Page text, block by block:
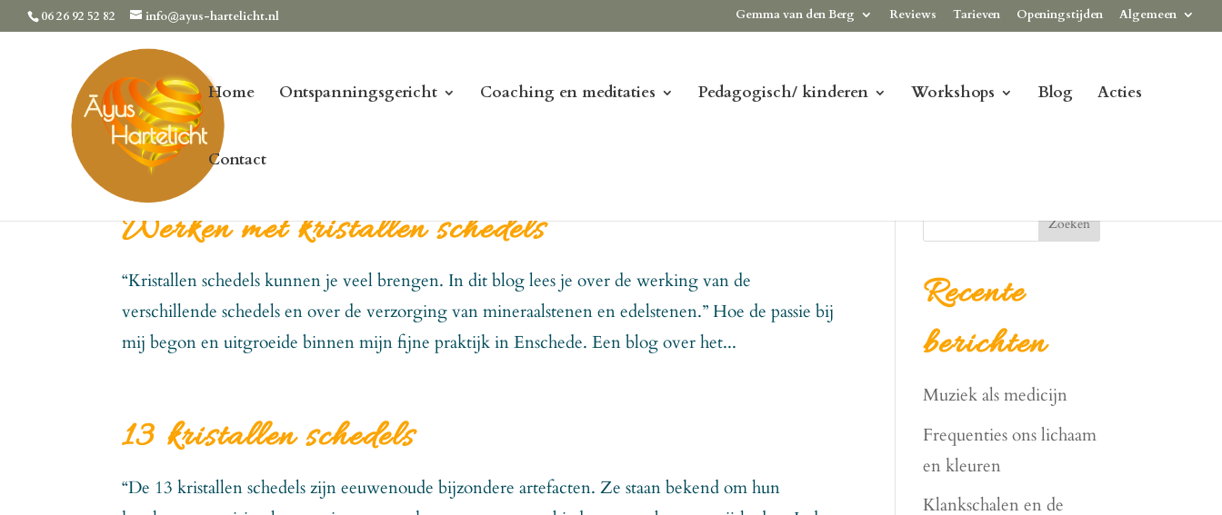
06 26 92 52 82 info@ayus-hartelicht.nl Gemma van den Berg Reviews Tarieven Openingstijden Algemeen
Home Ontspanningsgericht Coaching en meditaties Pedagogisch/ kinderen Workshops Blog Acties
Contact
Werken met kristallen schedels
“Kristallen schedels kunnen je veel brengen. In dit blog lees je over de werking van de
verschillende schedels en over de verzorging van mineraalstenen en edelstenen.” Hoe de passie bij
mij begon en uitgroeide binnen mijn fijne praktijk in Enschede. Een blog over het...
13 kristallen schedels
“De 13 kristallen schedels zijn eeuwenoude bijzondere artefacten. Ze staan bekend om hun
Zoeken
Recente
berichten
Muziek als medicijn
Frequenties ons lichaam
en kleuren
Klankschalen en de